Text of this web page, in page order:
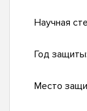
Научная
Год защиты:
Место